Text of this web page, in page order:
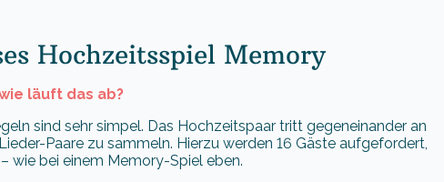
Hochzeitsspiel Memory
läuft das ab?
sind sehr simpel. Das Hochzeitspaar tritt gegeneinander an
Paare zu sammeln. Hierzu werden 16 Gäste aufgefordert,
wie bei einem Memory-Spiel eben.